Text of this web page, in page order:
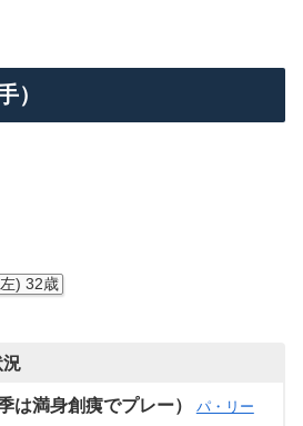
）
) 32歳
は満身創痍でプレー）
パ・リー